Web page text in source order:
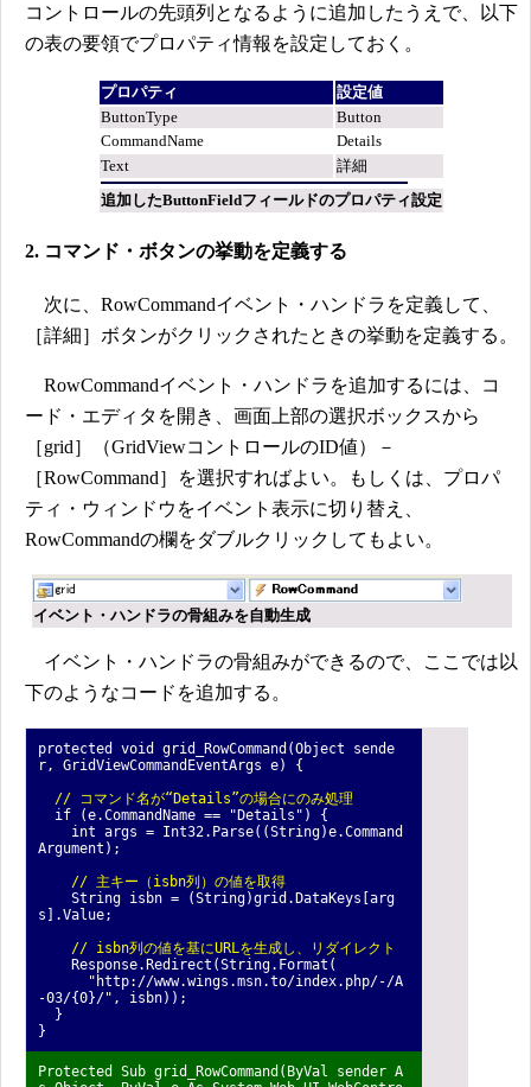
コントロールの先頭列となるように追加したうえで、以下
の表の要領でプロパティ情報を設定しておく。
プロパティ
設定値
ButtonType
Button
CommandName
Details
Text
詳細
追加したButtonFieldフィールドのプロパティ設定
2. コマンド・ボタンの挙動を定義する
次に、RowCommandイベント・ハンドラを定義して、
［詳細］ボタンがクリックされたときの挙動を定義する。
RowCommandイベント・ハンドラを追加するには、コ
ード・エディタを開き、画面上部の選択ボックスから
［grid］（GridViewコントロールのID値）－
［RowCommand］を選択すればよい。もしくは、プロパ
ティ・ウィンドウをイベント表示に切り替え、
RowCommandの欄をダブルクリックしてもよい。
イベント・ハンドラの骨組みを自動生成
イベント・ハンドラの骨組みができるので、ここでは以
下のようなコードを追加する。
protected void grid_RowCommand(Object sende
r, GridViewCommandEventArgs e) {
// コマンド名が“Details”の場合にのみ処理
if (e.CommandName == "Details") {
int args = Int32.Parse((String)e.Command
Argument);
// 主キー（isbn列）の値を取得
String isbn = (String)grid.DataKeys[arg
s].Value;
// isbn列の値を基にURLを生成し、リダイレクト
Response.Redirect(String.Format(
"http://www.wings.msn.to/index.php/-/A
-03/{0}/", isbn));
}
}
Protected Sub grid_RowCommand(ByVal sender A